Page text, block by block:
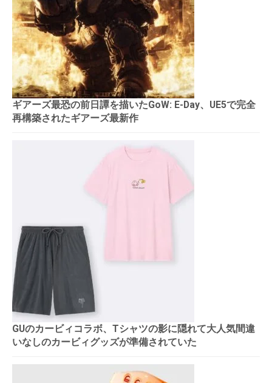
ギアーズ最恐の前日譚を描いたGoW: E-Day、UE5で完全
再構築されたギアーズ最新作
GUのカービィコラボ、Tシャツの影に隠れて大人気間違
いなしのカービィグッズが準備されていた